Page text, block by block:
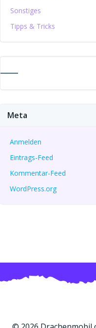
Sonstiges
Tipps & Tricks
Meta
Anmelden
Eintrags-Feed
Kommentar-Feed
WordPress.org